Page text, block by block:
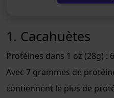
1. Cacahuètes
Protéines dans 1 oz (28g) :
Avec 7 grammes de
contiennent le plus de